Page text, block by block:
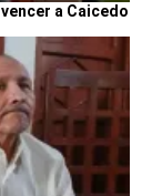
a Caicedo